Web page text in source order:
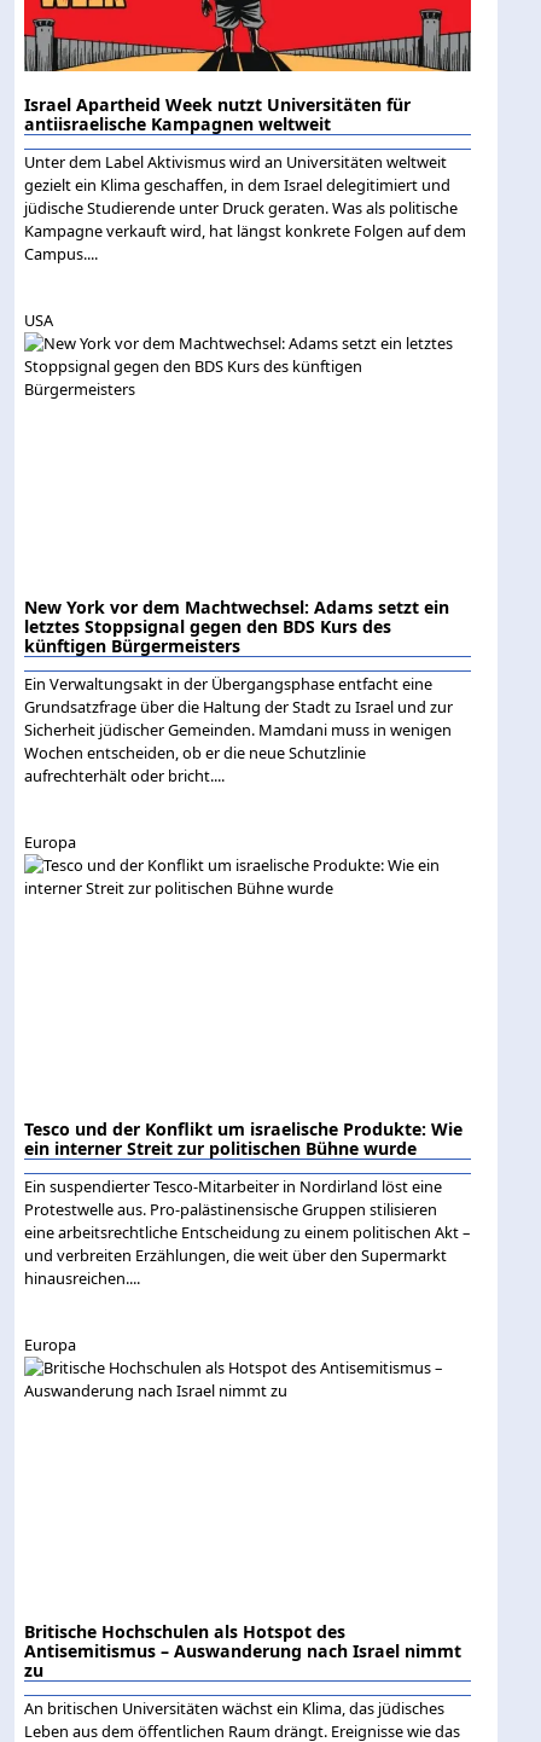
Israel Apartheid Week nutzt Universitäten für
antiisraelische Kampagnen weltweit
Unter dem Label Aktivismus wird an Universitäten weltweit
gezielt ein Klima geschaffen, in dem Israel delegitimiert und
jüdische Studierende unter Druck geraten. Was als politische
Kampagne verkauft wird, hat längst konkrete Folgen auf dem
Campus....
USA
New York vor dem Machtwechsel: Adams setzt ein
letztes Stoppsignal gegen den BDS Kurs des
künftigen Bürgermeisters
Ein Verwaltungsakt in der Übergangsphase entfacht eine
Grundsatzfrage über die Haltung der Stadt zu Israel und zur
Sicherheit jüdischer Gemeinden. Mamdani muss in wenigen
Wochen entscheiden, ob er die neue Schutzlinie
aufrechterhält oder bricht....
Europa
Tesco und der Konflikt um israelische Produkte: Wie
ein interner Streit zur politischen Bühne wurde
Ein suspendierter Tesco-Mitarbeiter in Nordirland löst eine
Protestwelle aus. Pro-palästinensische Gruppen stilisieren
eine arbeitsrechtliche Entscheidung zu einem politischen Akt –
und verbreiten Erzählungen, die weit über den Supermarkt
hinausreichen....
Europa
Britische Hochschulen als Hotspot des
Antisemitismus – Auswanderung nach Israel nimmt
zu
An britischen Universitäten wächst ein Klima, das jüdisches
Leben aus dem öffentlichen Raum drängt. Ereignisse wie das